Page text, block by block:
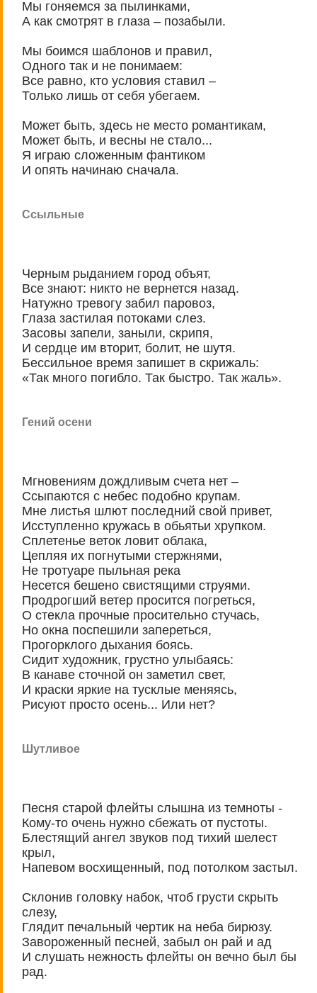
Мы гоняемся за пылинками,
А как смотрят в глаза – позабыли.
Мы боимся шаблонов и правил,
Одного так и не понимаем:
Все равно, кто условия ставил –
Только лишь от себя убегаем.
Может быть, здесь не место романтикам,
Может быть, и весны не стало...
Я играю сложенным фантиком
И опять начинаю сначала.
Ссыльные
Черным рыданием город объят,
Все знают: никто не вернется назад.
Натужно тревогу забил паровоз,
Глаза застилая потоками слез.
Засовы запели, заныли, скрипя,
И сердце им вторит, болит, не шутя.
Бессильное время запишет в скрижаль:
«Так много погибло. Так быстро. Так жаль».
Гений осени
Мгновениям дождливым счета нет –
Ссыпаются с небес подобно крупам.
Мне листья шлют последний свой привет,
Исступленно кружась в обьятьи хрупком.
Сплетенье веток ловит облака,
Цепляя их погнутыми стержнями,
Не тротуаре пыльная река
Несется бешено свистящими струями.
Продрогший ветер просится погреться,
О стекла прочные просительно стучась,
Но окна поспешили запереться,
Прогорклого дыхания боясь.
Сидит художник, грустно улыбаясь:
В канаве сточной он заметил свет,
И краски яркие на тусклые меняясь,
Рисуют просто осень... Или нет?
Шутливое
Песня старой флейты слышна из темноты -
Кому-то очень нужно сбежать от пустоты.
Блестящий ангел звуков под тихий шелест
крыл,
Напевом восхищенный, под потолком застыл.
Склонив головку набок, чтоб грусти скрыть
слезу,
Глядит печальный чертик на неба бирюзу.
Завороженный песней, забыл он рай и ад
И слушать нежность флейты он вечно был бы
рад.